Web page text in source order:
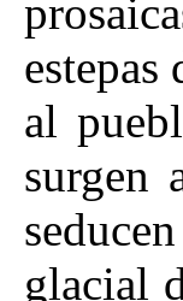
al
surgen
glacial